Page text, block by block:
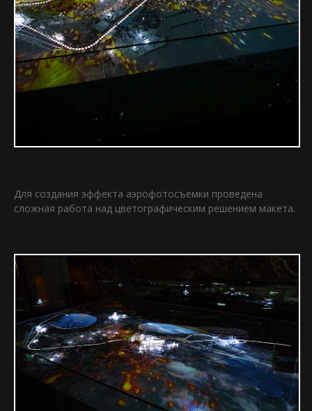
Для создания эффекта аэрофотосъемки проведена
сложная работа над цветографическим решением макета.